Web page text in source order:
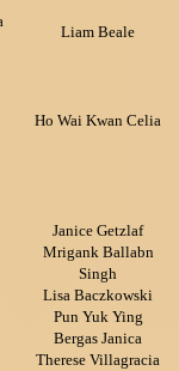
Liam Beale
Ho Wai Kwan Celia
Janice Getzlaf
Mrigank Ballabn
Singh
Lisa Baczkowski
Pun Yuk Ying
Bergas Janica
Therese Villagracia